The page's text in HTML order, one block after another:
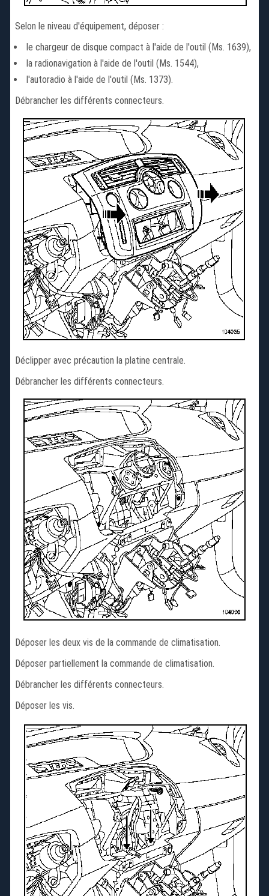
Selon le niveau d'équipement, déposer :
le chargeur de disque compact à l'aide de l'outil (Ms. 1639),
la radionavigation à l'aide de l'outil (Ms. 1544),
l'autoradio à l'aide de l'outil (Ms. 1373).
Débrancher les différents connecteurs.
Déclipper avec précaution la platine centrale.
Débrancher les différents connecteurs.
Déposer les deux vis de la commande de climatisation.
Déposer partiellement la commande de climatisation.
Débrancher les différents connecteurs.
Déposer les vis.